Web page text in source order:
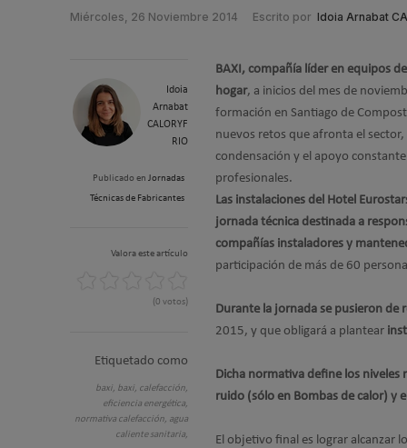
Miércoles, 26 Noviembre 2014 Escrito por Idoia Arnabat
Idoia
Arnabat
CALORYF
RIO
Publicado en Jornadas
Técnicas de Fabricantes
Valora este artículo
(0 votos)
Etiquetado como
baxi, baxi, calefacción,
eficiencia energética,
normativa calefacción, agua
caliente sanitaria,
BAXI, compañía líder en equipos
hogar, a inicios del mes de
formación en Santiago de
nuevos retos que afronta el
condensación y el apoyo
profesionales.
Las instalaciones del Hotel
jornada técnica destinada a
compañías instaladores y
participación de más de 60
Durante la jornada se pusieron de
2015, y que obligará a plantear
Dicha normativa define los niveles
ruido (sólo en Bombas de calor) y
El objetivo final es lograr alcanzar